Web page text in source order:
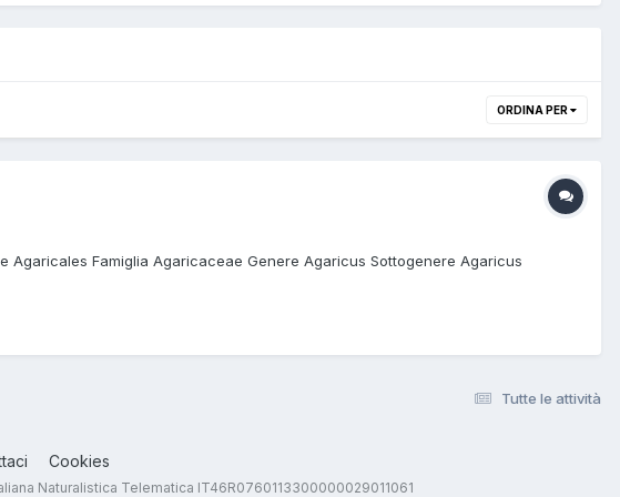
ORDINA PER
Agaricales Famiglia Agaricaceae Genere Agaricus Sottogenere Agaricus
Tutte le attività
Cookies
Naturalistica Telematica IT46R0760113300000029011061